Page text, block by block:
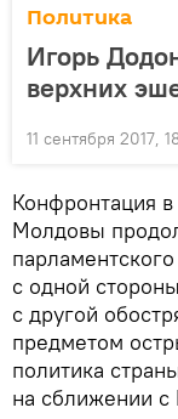
Политика
Игорь
верхних
11 сентября 2017,
Конфронтация
Молдовы
с одной
с другой
предметом
политика
на сближении с